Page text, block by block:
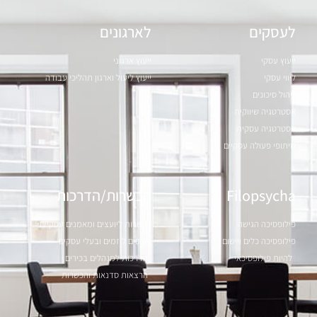
לעסקים
ייעוץ עסקי
ליווי עסקי
ניהול סיכונים
אסטרטגיה שיווקית
אסטרטגיה עסקית
שיתופי פעולה עסקיים
לארגונים
ייעוץ ארגוני
ייעוץ ליעול וארגון תהליכי עבודה
Filopsycha
פילופסיכה הגישה
פילופסיכה כלים ויישום
להיות פילופסיכאי
הכשרות/הדרכות
הכשרות ליועצים ומאמנים עסקיים
קורסים ליזמים ובעלי עסקים
הדרכות למנהלים בכירים
הרצאות סדנאות והכשרות